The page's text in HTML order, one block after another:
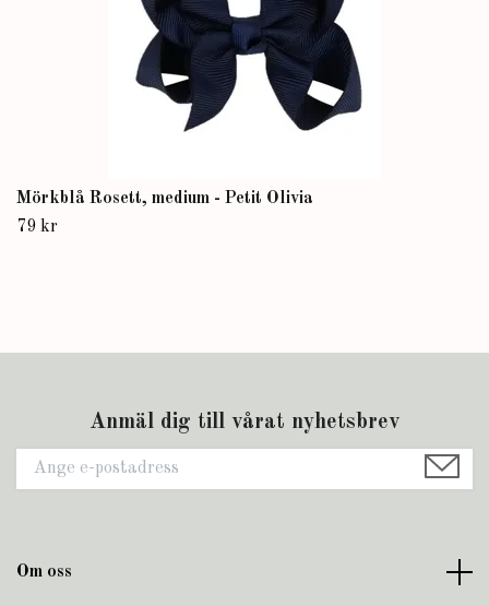
Mörkblå Rosett, medium - Petit Olivia
79 kr
Anmäl dig till vårat nyhetsbrev
Om oss